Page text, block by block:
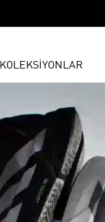
KOLEKSİYONLAR